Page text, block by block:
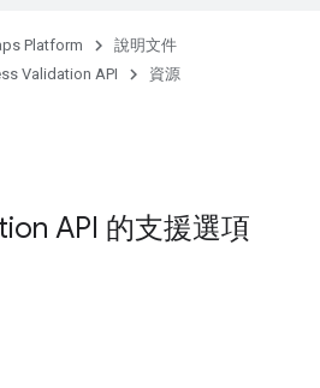
Platform
說明文件
Validation API 資源
API 的支援選項